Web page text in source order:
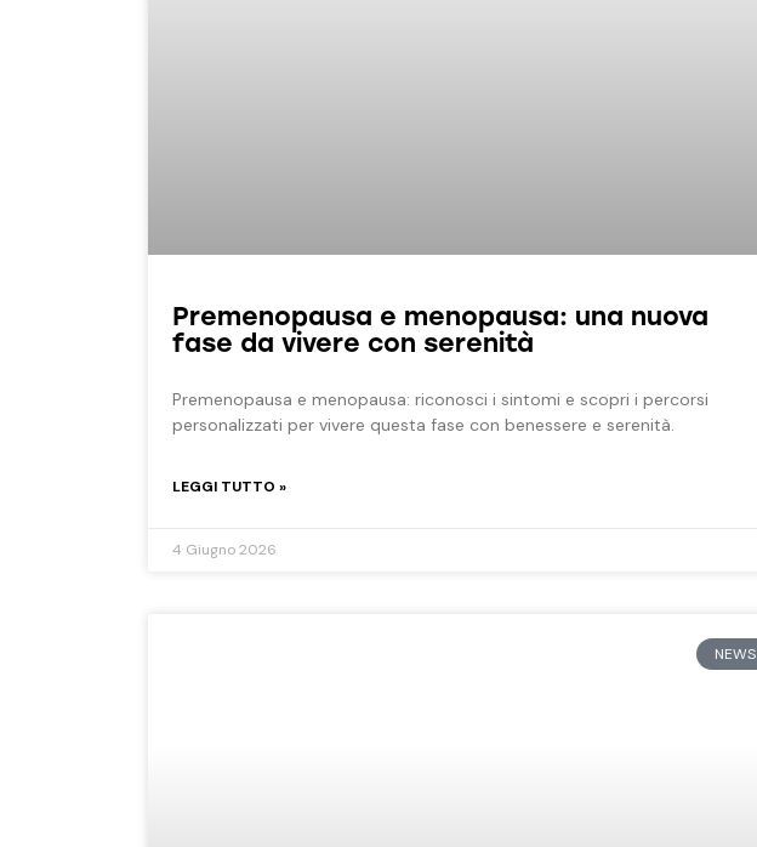
Premenopausa e menopausa: una nuova
fase da vivere con serenità
Premenopausa e menopausa: riconosci i sintomi e scopri i percorsi
personalizzati per vivere questa fase con benessere e serenità.
LEGGI TUTTO »
4 Giugno 2026
NEWS